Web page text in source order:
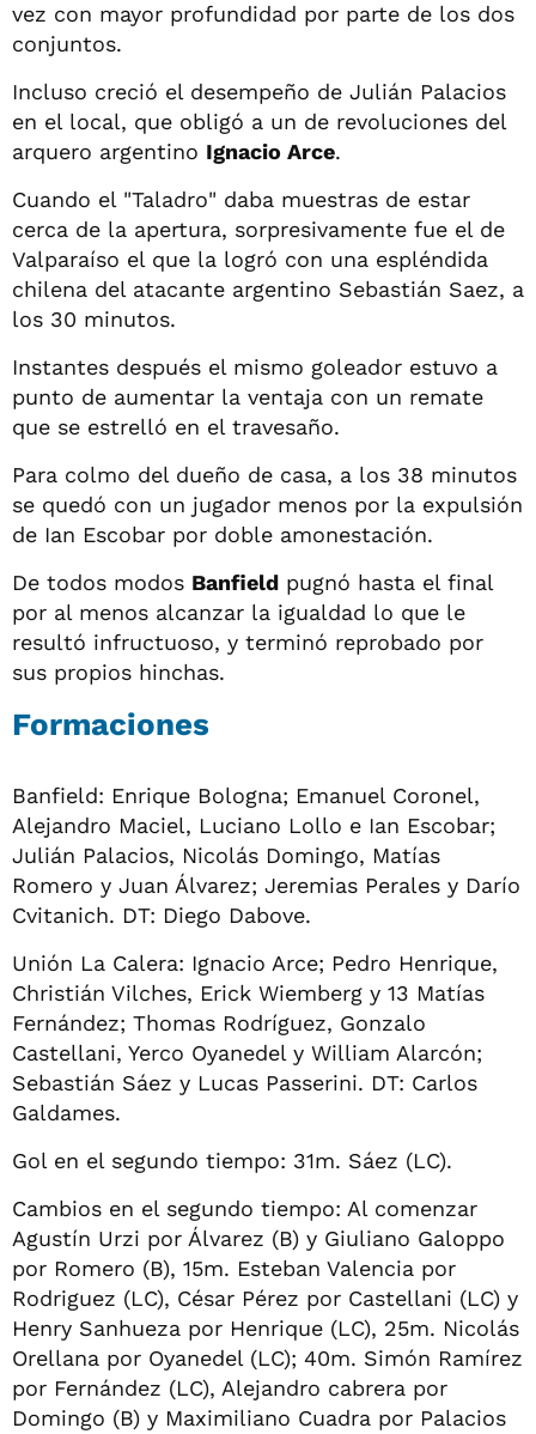
vez con mayor profundidad por parte de los dos
conjuntos.
Incluso creció el desempeño de Julián Palacios
en el local, que obligó a un de revoluciones del
arquero argentino Ignacio Arce.
Cuando el "Taladro" daba muestras de estar
cerca de la apertura, sorpresivamente fue el de
Valparaíso el que la logró con una espléndida
chilena del atacante argentino Sebastián Saez, a
los 30 minutos.
Instantes después el mismo goleador estuvo a
punto de aumentar la ventaja con un remate
que se estrelló en el travesaño.
Para colmo del dueño de casa, a los 38 minutos
se quedó con un jugador menos por la expulsión
de Ian Escobar por doble amonestación.
De todos modos Banfield pugnó hasta el final
por al menos alcanzar la igualdad lo que le
resultó infructuoso, y terminó reprobado por
sus propios hinchas.
Formaciones
Banfield: Enrique Bologna; Emanuel Coronel,
Alejandro Maciel, Luciano Lollo e Ian Escobar;
Julián Palacios, Nicolás Domingo, Matías
Romero y Juan Álvarez; Jeremias Perales y Darío
Cvitanich. DT: Diego Dabove.
Unión La Calera: Ignacio Arce; Pedro Henrique,
Christián Vilches, Erick Wiemberg y 13 Matías
Fernández; Thomas Rodríguez, Gonzalo
Castellani, Yerco Oyanedel y William Alarcón;
Sebastián Sáez y Lucas Passerini. DT: Carlos
Galdames.
Gol en el segundo tiempo: 31m. Sáez (LC).
Cambios en el segundo tiempo: Al comenzar
Agustín Urzi por Álvarez (B) y Giuliano Galoppo
por Romero (B), 15m. Esteban Valencia por
Rodriguez (LC), César Pérez por Castellani (LC) y
Henry Sanhueza por Henrique (LC), 25m. Nicolás
Orellana por Oyanedel (LC); 40m. Simón Ramírez
por Fernández (LC), Alejandro cabrera por
Domingo (B) y Maximiliano Cuadra por Palacios